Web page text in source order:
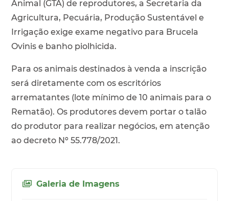
Animal (GTA) de reprodutores, a Secretaria da
Agricultura, Pecuária, Produção Sustentável e
Irrigação exige exame negativo para Brucela
Ovinis e banho piolhicida.
Para os animais destinados à venda a inscrição
será diretamente com os escritórios
arrematantes (lote mínimo de 10 animais para o
Rematão). Os produtores devem portar o talão
do produtor para realizar negócios, em atenção
ao decreto Nº 55.778/2021.
Galeria de Imagens